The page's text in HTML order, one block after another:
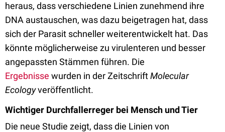
heraus, dass verschiedene Linien zunehmend ihre
DNA austauschen, was dazu beigetragen hat, dass
sich der Parasit schneller weiterentwickelt hat. Das
könnte möglicherweise zu virulenteren und besser
angepassten Stämmen führen. Die
Ergebnisse wurden in der ZeitschriftMolecular
Ecologyveröffentlicht.
Wichtiger Durchfallerreger bei Mensch und Tier
Die neue Studie zeigt, dass die Linien von